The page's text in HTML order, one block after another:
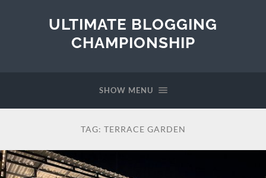
ULTIMATE BLOGGING
CHAMPIONSHIP
SHOW MENU
TAG: TERRACE GARDEN